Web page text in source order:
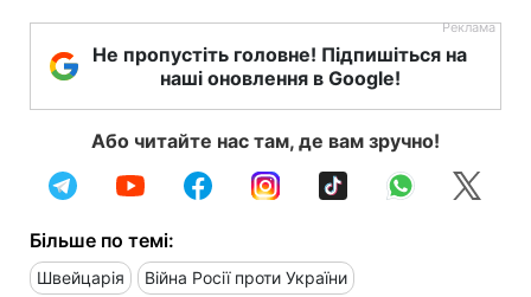
Не пропустіть головне! Підпишіться на
наші оновлення в Google!
Або читайте нас там, де вам зручно!
Більше по темі:
Швейцарія Війна Росії проти України